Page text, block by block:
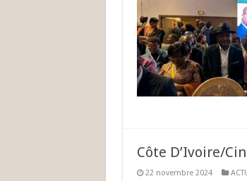
Côte D’Ivoire/
22 novembre 2024